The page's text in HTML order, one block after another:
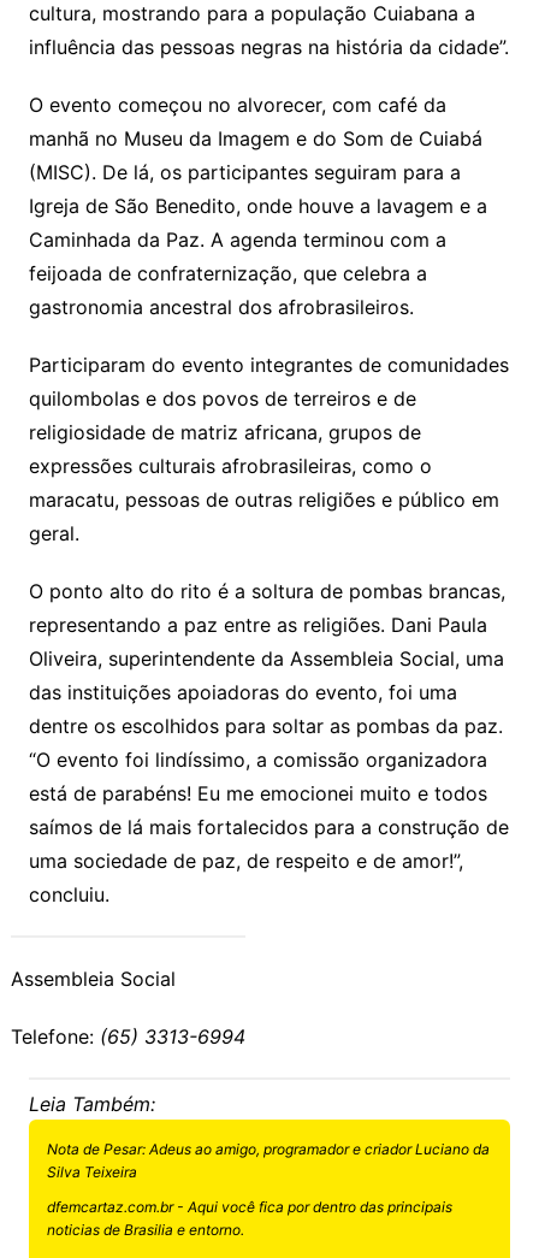
cultura, mostrando para a população Cuiabana a
influência das pessoas negras na história da cidade”.
O evento começou no alvorecer, com café da
manhã no Museu da Imagem e do Som de Cuiabá
(MISC). De lá, os participantes seguiram para a
Igreja de São Benedito, onde houve a lavagem e a
Caminhada da Paz. A agenda terminou com a
feijoada de confraternização, que celebra a
gastronomia ancestral dos afrobrasileiros.
Participaram do evento integrantes de comunidades
quilombolas e dos povos de terreiros e de
religiosidade de matriz africana, grupos de
expressões culturais afrobrasileiras, como o
maracatu, pessoas de outras religiões e público em
geral.
O ponto alto do rito é a soltura de pombas brancas,
representando a paz entre as religiões. Dani Paula
Oliveira, superintendente da Assembleia Social, uma
das instituições apoiadoras do evento, foi uma
dentre os escolhidos para soltar as pombas da paz.
“O evento foi lindíssimo, a comissão organizadora
está de parabéns! Eu me emocionei muito e todos
saímos de lá mais fortalecidos para a construção de
uma sociedade de paz, de respeito e de amor!”,
concluiu.
Assembleia Social
Telefone: (65) 3313-6994
Leia Também:
Nota de Pesar: Adeus ao amigo, programador e criador Luciano da
Silva Teixeira
dfemcartaz.com.br - Aqui você fica por dentro das principais
noticias de Brasilia e entorno.